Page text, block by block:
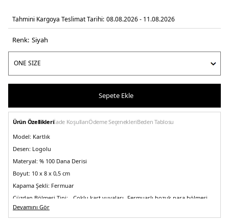
Tahmini Kargoya Teslimat Tarihi: 08.08.2026 - 11.08.2026
Renk: si̇yah
Sepete Ekle
Ürün Özellikleriİade KoşullarıÖdeme SeçenekleriBeden Tablosu
Model: Kartlık
Desen: Logolu
Materyal: % 100 Dana Derisi
Boyut: 10 x 8 x 0,5 cm
Kapama Şekli: Fermuar
Cüzdan Bölmesi Tipi:
- Çoklu kart yuvaları -Fermuarlı bozuk para bölmesi
Menşei:Bangladeş
&
Devamını Gör